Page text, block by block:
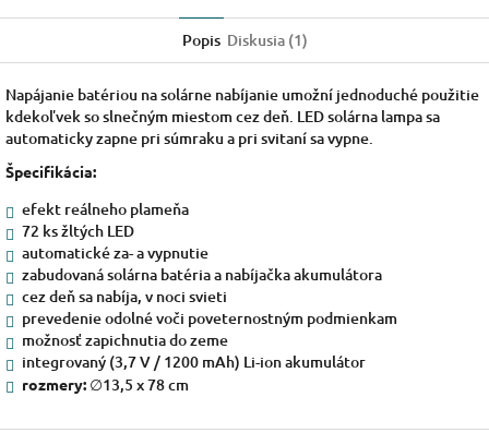
Popis Diskusia (1)
Napájanie batériou na solárne nabíjanie umožní jednoduché použitie
kdekoľvek so slnečným miestom cez deň. LED solárna lampa sa
automaticky zapne pri súmraku a pri svitaní sa vypne.
Špecifikácia:
efekt reálneho plameňa
72 ks žltých LED
automatické za- a vypnutie
zabudovaná solárna batéria a nabíjačka akumulátora
cez deň sa nabíja, v noci svieti
prevedenie odolné voči poveternostným podmienkam
možnosť zapichnutia do zeme
integrovaný (3,7 V / 1200 mAh) Li-ion akumulátor
rozmery: ∅13,5 x 78 cm